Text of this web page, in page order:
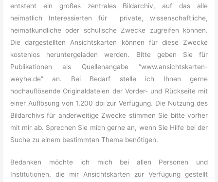
entsteht ein großes zentrales Bildarchiv, auf das alle
heimatlich Interessierten für private, wissenschaftliche,
heimatkundliche oder schulische Zwecke zugreifen können.
Die dargestellten Ansichtskarten können für diese Zwecke
kostenlos heruntergeladen werden. Bitte geben Sie für
Publikationen als Quellenangabe “www.ansichtskarten-
weyhe.de” an. Bei Bedarf stelle ich Ihnen gerne
hochauflösende Originaldateien der Vorder- und Rückseite mit
einer Auflösung von 1.200 dpi zur Verfügung. Die Nutzung des
Bildarchivs für anderweitige Zwecke stimmen Sie bitte vorher
mit mir ab. Sprechen Sie mich gerne an, wenn Sie Hilfe bei der
Suche zu einem bestimmten Thema benötigen.
Bedanken möchte ich mich bei allen Personen und
Institutionen, die mir Ansichtskarten zur Verfügung gestellt